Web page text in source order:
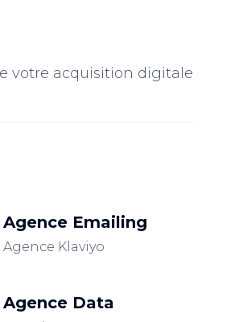
votre acquisition digitale
Agence Emailing
Agence Klaviyo
Agence Data